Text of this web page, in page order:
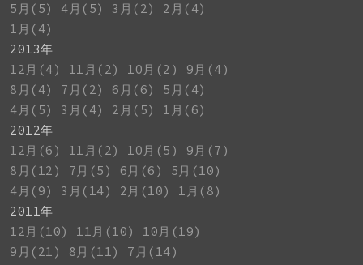
5月(5)
4月(5) 3月(2)
2月(4)
1月(4)
2013年
12月(4)
11月(2) 10月(2)
9月(4)
8月(4)
7月(2) 6月(6)
5月(4)
4月(5)
3月(4) 2月(5)
1月(6)
2012年
12月(6)
11月(2) 10月(5)
9月(7)
8月(12)
7月(5) 6月(6)
5月(10)
4月(9)
3月(14) 2月(10)
1月(8)
2011年
12月(10)
11月(10)
10月(19)
9月(21)
8月(11)
7月(14)